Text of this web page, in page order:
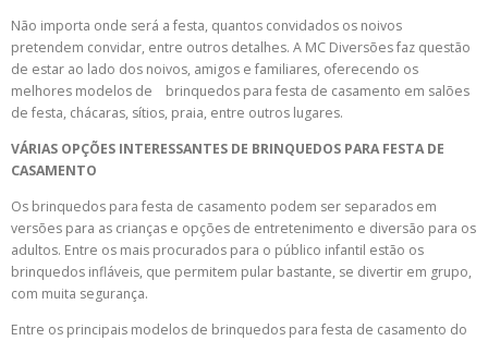
Não importa onde será a festa, quantos convidados os noivos
pretendem convidar, entre outros detalhes. A MC Diversões faz questão
de estar ao lado dos noivos, amigos e familiares, oferecendo os
melhores modelos de brinquedos para festa de casamento em salões
de festa, chácaras, sítios, praia, entre outros lugares.
VÁRIAS OPÇÕES INTERESSANTES DE BRINQUEDOS PARA FESTA DE
CASAMENTO
Os brinquedos para festa de casamento podem ser separados em
versões para as crianças e opções de entretenimento e diversão para os
adultos. Entre os mais procurados para o público infantil estão os
brinquedos infláveis, que permitem pular bastante, se divertir em grupo,
com muita segurança.
Entre os principais modelos de brinquedos para festa de casamento do